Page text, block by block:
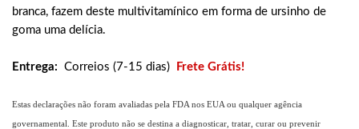
branca, fazem deste multivitamínico em forma de ursinho de
goma uma delícia.
Entrega: Correios (7-15 dias) Frete Grátis!
Estas declarações não foram avaliadas pela FDA nos EUA ou qualquer agência
governamental. Este produto não se destina a diagnosticar, tratar, curar ou prevenir